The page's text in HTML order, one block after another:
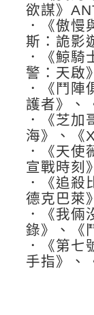
欲謀》
．《傲
斯：詭影
．《鯨
警：天啟
．《鬥
護者》、
．《芝
海》、《
．《天
宣戰時刻
．《追
德克巴萊
．《我
錄》、《
．《第
手指》、